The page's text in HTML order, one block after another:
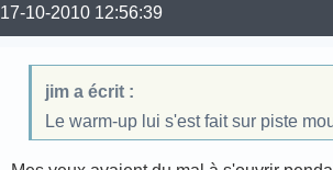
17-10-2010 12:56:39
jim a écrit :
Le warm-up lui s'est fait sur piste